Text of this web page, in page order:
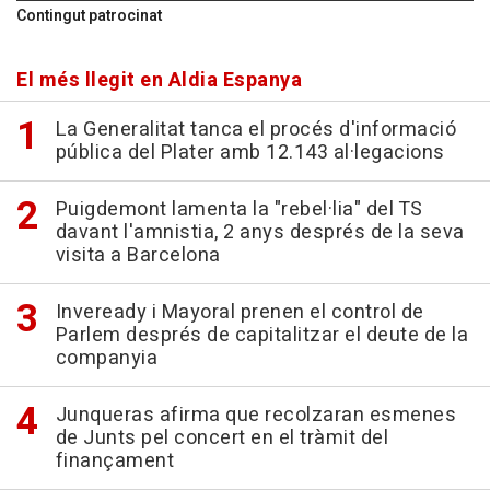
Contingut patrocinat
El més llegit en Aldia Espanya
La Generalitat tanca el procés d'informació
pública del Plater amb 12.143 al·legacions
Puigdemont lamenta la "rebel·lia" del TS
davant l'amnistia, 2 anys després de la seva
visita a Barcelona
Inveready i Mayoral prenen el control de
Parlem després de capitalitzar el deute de la
companyia
Junqueras afirma que recolzaran esmenes
de Junts pel concert en el tràmit del
finançament